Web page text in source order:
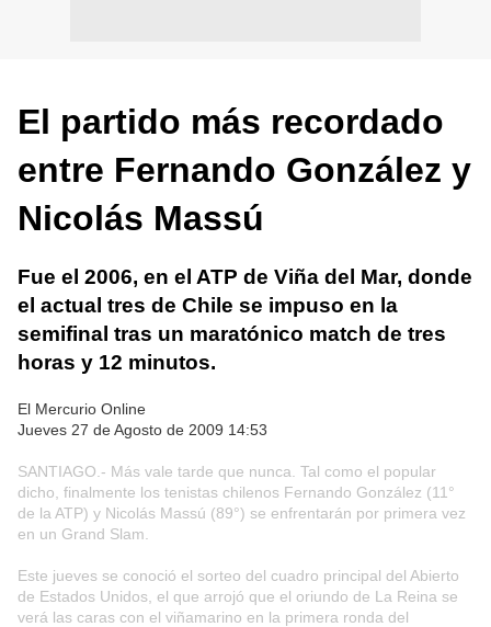
El partido más recordado
entre Fernando González y
Nicolás Massú
Fue el 2006, en el ATP de Viña del Mar, donde
el actual tres de Chile se impuso en la
semifinal tras un maratónico match de tres
horas y 12 minutos.
El Mercurio Online
Jueves 27 de Agosto de 2009 14:53
SANTIAGO.- Más vale tarde que nunca. Tal como el popular
dicho, finalmente los tenistas chilenos Fernando González (11°
de la ATP) y Nicolás Massú (89°) se enfrentarán por primera vez
en un Grand Slam.
Este jueves se conoció el sorteo del cuadro principal del Abierto
de Estados Unidos, el que arrojó que el oriundo de La Reina se
verá las caras con el viñamarino en la primera ronda del